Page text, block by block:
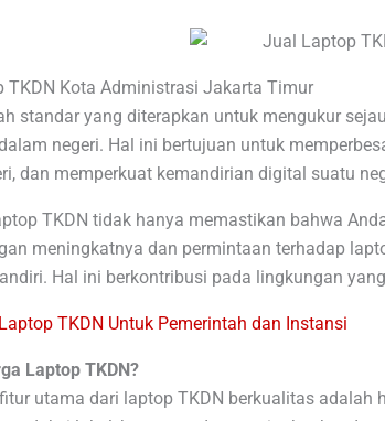
TKDN Kota Administrasi Jakarta Timur
standar yang diterapkan untuk mengukur
negeri. Hal ini bertujuan untuk
dan memperkuat kemandirian digital suatu
TKDN tidak hanya memastikan bahwa
meningkatnya dan permintaan terhadap
Hal ini berkontribusi pada lingkungan
TKDN Untuk Pemerintah dan Instansi
Laptop TKDN?
utama dari laptop TKDN berkualitas adalah